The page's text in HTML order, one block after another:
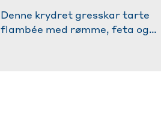
Denne krydret gresskar tarte
flambée med rømme, feta og